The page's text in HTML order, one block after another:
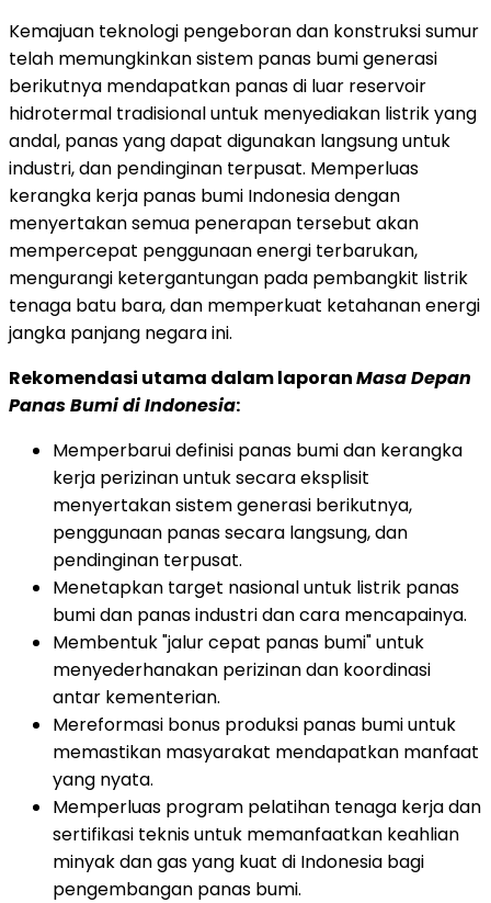
Kemajuan teknologi pengeboran dan konstruksi sumur
telah memungkinkan sistem panas bumi generasi
berikutnya mendapatkan panas di luar reservoir
hidrotermal tradisional untuk menyediakan listrik yang
andal, panas yang dapat digunakan langsung untuk
industri, dan pendinginan terpusat. Memperluas
kerangka kerja panas bumi Indonesiadengan
menyertakan semua penerapan tersebut akan
mempercepat penggunaan energi terbarukan,
mengurangi ketergantungan pada pembangkit listrik
tenaga batu bara, dan memperkuat ketahanan energi
jangka panjang negara ini.
Rekomendasi utama dalam laporanMasa Depan
Panas Bumi diIndonesia:
Memperbarui definisi panas bumi dan kerangka
kerja perizinan untuk secara eksplisit
menyertakan sistem generasi berikutnya,
penggunaan panas secara langsung, dan
pendinginan terpusat.
Menetapkan target nasional untuk listrik panas
bumi dan panas industri dan cara mencapainya.
Membentuk "jalur cepat panas bumi" untuk
menyederhanakan perizinan dan koordinasi
antar kementerian.
Mereformasi bonus produksi panas bumi untuk
memastikan masyarakat mendapatkan manfaat
yang nyata.
Memperluas program pelatihan tenaga kerja dan
sertifikasi teknis untuk memanfaatkan keahlian
minyak dan gas yang kuat di Indonesia bagi
pengembangan panas bumi.